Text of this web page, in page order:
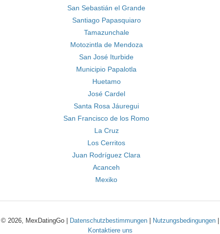
San Sebastián el Grande
Santiago Papasquiaro
Tamazunchale
Motozintla de Mendoza
San José Iturbide
Municipio Papalotla
Huetamo
José Cardel
Santa Rosa Jáuregui
San Francisco de los Romo
La Cruz
Los Cerritos
Juan Rodríguez Clara
Acanceh
Mexiko
© 2026, MexDatingGo | Datenschutzbestimmungen Nutzungsbedingungen
Kontaktiere uns